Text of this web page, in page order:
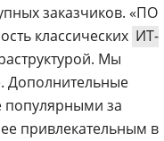
заказчиков. «ПО
классических ИТ-
Мы
Дополнительные
популярными за
привлекательным в